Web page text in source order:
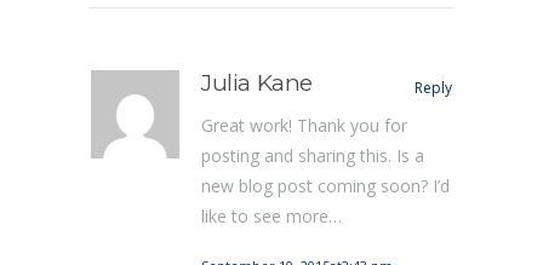
Julia Kane Reply
Great work! Thank you for
posting and sharing this. Is a
new blog post coming soon? I’d
like to see more…